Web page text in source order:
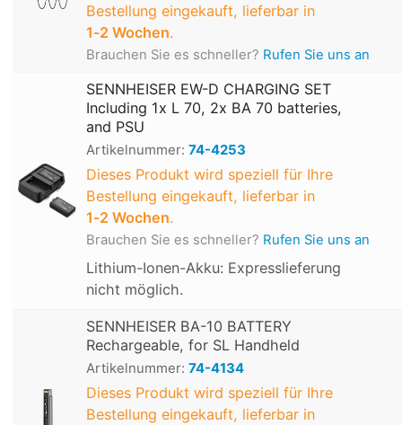
Bestellung eingekauft, lieferbar in
1‑2 Wochen.
Brauchen Sie es schneller? Rufen Sie uns an
SENNHEISER EW-D CHARGING SET
Including 1x L 70, 2x BA 70 batteries,
and PSU
Artikelnummer: 74-4253
Dieses Produkt wird speziell für Ihre
Bestellung eingekauft, lieferbar in
1‑2 Wochen.
Brauchen Sie es schneller? Rufen Sie uns an
Lithium-Ionen-Akku: Expresslieferung
nicht möglich.
SENNHEISER BA-10 BATTERY
Rechargeable, for SL Handheld
Artikelnummer: 74-4134
Dieses Produkt wird speziell für Ihre
Bestellung eingekauft, lieferbar in